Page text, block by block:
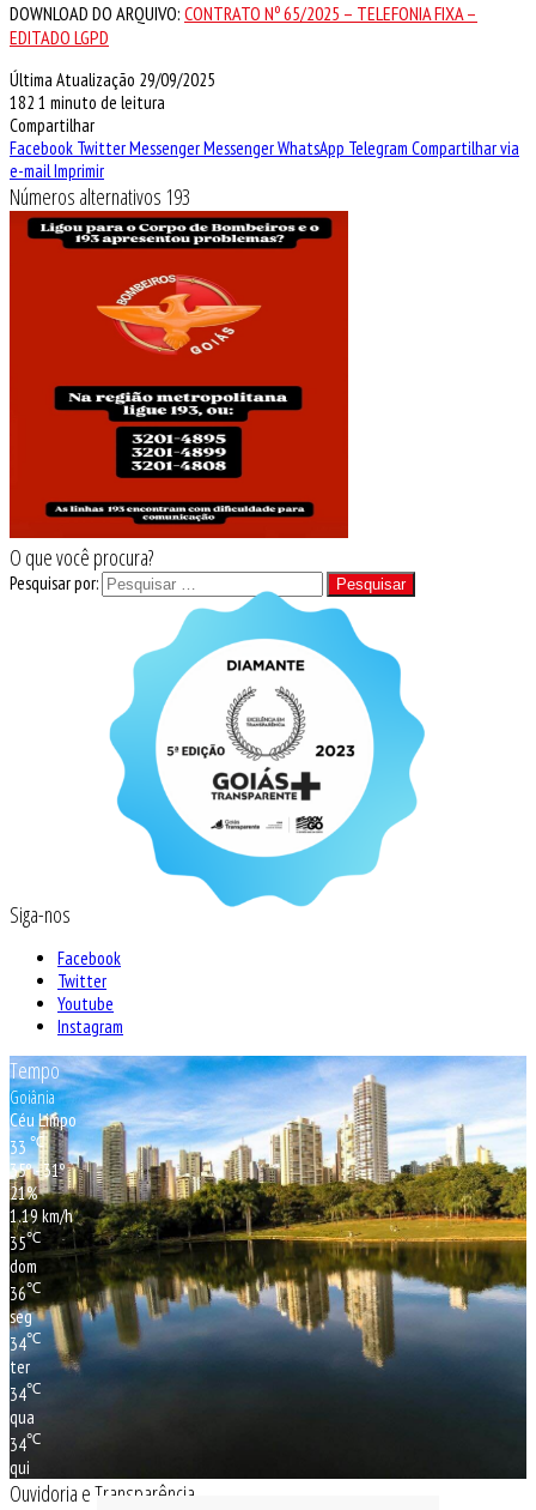
DOWNLOAD DO ARQUIVO: CONTRATO Nº 65/2025 – TELEFONIA FIXA –
EDITADO LGPD
Última Atualização 29/09/2025
182 1 minuto de leitura
Compartilhar
Facebook TwitterMessengerMessengerWhatsApp Telegram Compartilhar via
e-mailImprimir
Números alternativos 193
O que você procura?
Pesquisar por:
Siga-nos
Facebook
Twitter
Youtube
Instagram
Tempo
Goiânia
Céu Limpo
33℃
35º - 31º
21%
1.19 km/h
35℃
dom
36℃
seg
34℃
ter
34℃
qua
34℃
qui
Ouvidoria e Transparência